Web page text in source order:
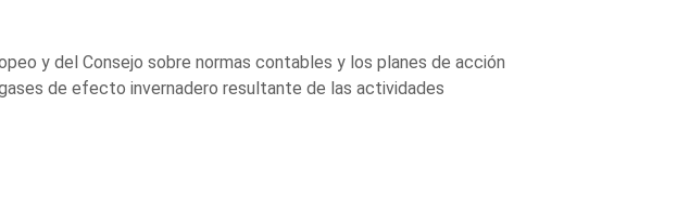
y del Consejo sobre normas contables y los planes de acción
de efecto invernadero resultante de las actividades